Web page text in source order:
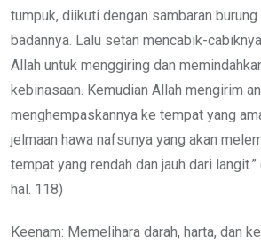
tumpuk, diikuti dengan sambaran
badannya. Lalu setan mencabik-
Allah untuk menggiring dan
kebinasaan. Kemudian Allah mengirim
menghempaskannya ke tempat yang
jelmaan hawa nafsunya yang akan
tempat yang rendah dan jauh dari langit.”
hal. 118)
Keenam: Memelihara darah, harta, dan